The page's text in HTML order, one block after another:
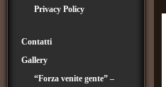
Privacy Policy
Contatti
Gallery
“Forza venite gente” –